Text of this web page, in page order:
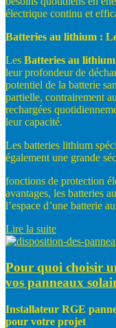
électrique continu et
Batteries au lithium :
Les Batteries au lithium
leur profondeur de
potentiel de la batterie
partielle, contrairement
rechargées
leur capacité.
Les batteries lithium
également une grande
fonctions de protection
avantages, les batteries
l’espace d’une batterie
Lire la suite
Pour quoi choisir
vos panneaux
Installateur RGE
pour votre projet